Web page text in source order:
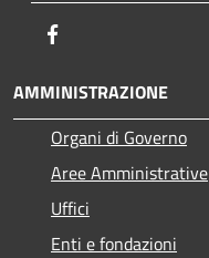
AMMINISTRAZIONE
Organi di Governo
Aree Amministrative
Uffici
Enti e fondazioni